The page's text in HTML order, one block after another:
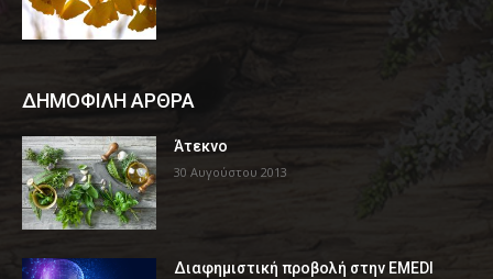
ΔΗΜΟΦΙΛΗ ΑΡΘΡΑ
Άτεκνο
30 Αυγούστου 2013
Διαφημιστική προβολή στην EMEDI